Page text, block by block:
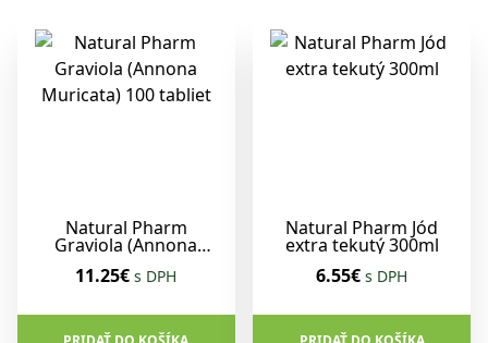
Natural Pharm
Graviola (Annona
Muricata) 100 tabliet
11.25€ s DPH
Natural Pharm Jód
extra tekutý 300ml
6.55€ s DPH